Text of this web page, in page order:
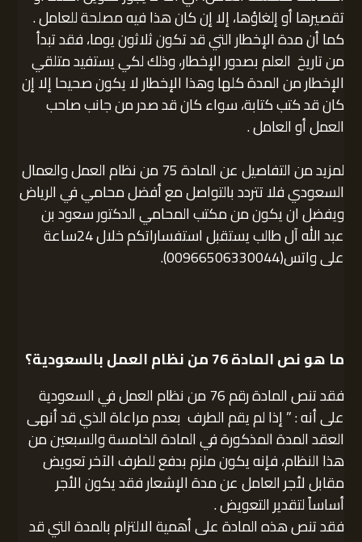
تقصيرها أو إلغاؤها، إلا إن كان هذا فيه مصلحة للعامل .
كما أن مدة الإخطار التي قد تكون ثلاثون يوما، فقد تبدأ
من تاريخ العلم بصدور الإخطار، وذلك لكي يستفيد متلقي
الإخطار من المدة كلها وهذا الإخطار لا يكون صحيحا إلا إن
كان قد كتب كتابة، سواء كان قد صدر من جانب صاحب
العمل أو العامل .
لمزيد من التفاصيل عن المادة 75 من نظام العمل والعمال
السعودي فلا تتردد بالتواصل مع أفضل محامي في الرياض
ويفضل ان يكون من مكتب المحامي الدكتور سعود بن
عبد الله آل طالب يستقبل استفساراتكم خلال 24ساعة
على واتس(00966506330044).
ما هو نص المادة 76 من نظام العمل بالسعودية؟
فقد تنص المادة رقم 76 من نظام العمل في السعودية
على أنه : ” إذا لم يقم الطرف بعدم مراعاة الذي قد أنهى
العقد المدة المذكورة في المادة الخامسة والسبعين من
هذا النظام، فإنه يكون ملزم بدفع للطرف الآخر تعويض
مقابل لأجر العامل عن مدة الإشعار فقد يكون الأجر
أساساً لتقدير التعويض .
فقد تنص هذه المادة على أهمية الالتزام بالمدة التي قد